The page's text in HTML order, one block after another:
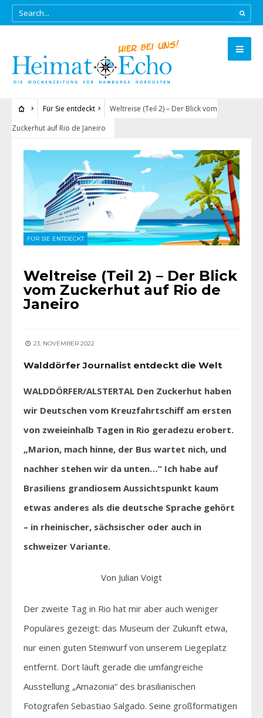
Für Sie entdeckt
Weltreise (Teil 2) – Der Blick vom
Zuckerhut auf Rio de Janeiro
FÜR SIE ENTDECKT
Weltreise (Teil 2) – Der Blick
vom Zuckerhut auf Rio de
Janeiro
23. NOVEMBER 2022
Walddörfer Journalist entdeckt die Welt
WALDDÖRFER/ALSTERTAL Den Zuckerhut haben
wir Deutschen vom Kreuzfahrtschiff am ersten
von zweieinhalb Tagen in Rio geradezu erobert.
„Marion, mach hinne, der Bus wartet nich, und
nachher stehen wir da unten…“ Ich habe auf
Brasiliens grandiosem Aussichtspunkt kaum
etwas anderes als die deutsche Sprache gehört
– in rheinischer, sächsischer oder auch in
schweizer Variante.
Von Julian Voigt
Der zweite Tag in Rio hat mir aber auch weniger
Populäres gezeigt: das Museum der Zukunft etwa,
nur einen guten Steinwurf von unserem Liegeplatz
entfernt. Dort läuft gerade die umfangreiche
Ausstellung „Amazonia“ des brasilianischen
Fotografen Sebastiao Salgado. Seine großformatigen